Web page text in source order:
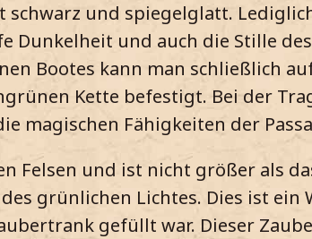
schwarz und spiegelglatt.
Dunkelheit und auch die Stille
Bootes kann man schließlich
Kette befestigt. Bei der
magischen Fähigkeiten der
Felsen und ist nicht größer als
grünlichen Lichtes. Dies ist ein
gefüllt war. Dieser